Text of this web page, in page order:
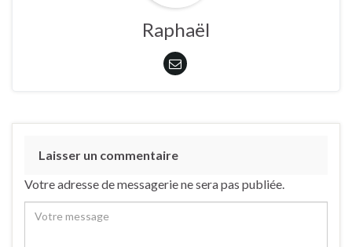
Raphaël
Laisser un commentaire
Votre adresse de messagerie ne sera pas publiée.